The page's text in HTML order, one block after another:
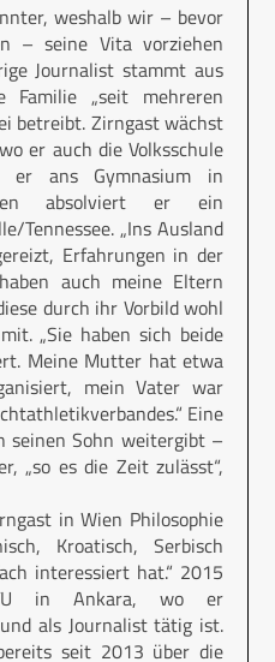
weshalb wir – bevor
– seine Vita vorziehen
Journalist stammt aus
Familie „seit mehreren
betreibt. Zirngast wächst
er auch die Volksschule
er ans Gymnasium in
absolviert er ein
Tennessee. „Ins Ausland
Erfahrungen in der
auch meine Eltern
durch ihr Vorbild wohl
„Sie haben sich beide
Meine Mutter hat etwa
mein Vater war
Eine
seinen Sohn weitergibt –
„so es die Zeit zulässt“,
in Wien Philosophie
Kroatisch, Serbisch
interessiert hat.“ 2015
in Ankara, wo er
als Journalist tätig ist.
seit 2013 über die